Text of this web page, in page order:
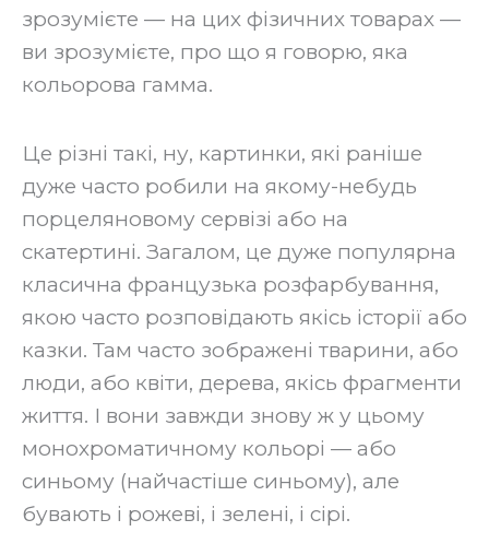
зрозумієте — на цих фізичних товарах —
ви зрозумієте, про що я говорю, яка
кольорова гамма.
‍Це різні такі, ну, картинки, які раніше
дуже часто робили на якому-небудь
порцеляновому сервізі або на
скатертині. Загалом, це дуже популярна
класична французька розфарбування,
якою часто розповідають якісь історії або
казки. Там часто зображені тварини, або
люди, або квіти, дерева, якісь фрагменти
життя. І вони завжди знову ж у цьому
монохроматичному кольорі — або
синьому (найчастіше синьому), але
бувають і рожеві, і зелені, і сірі.